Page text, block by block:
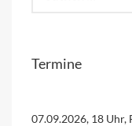
Termine
07.09.2026, 18